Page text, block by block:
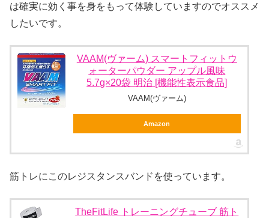
は確実に効く事を身をもって体験していますのでオススメ
したいです。
VAAM(ヴァーム) スマートフィットウ
ォーターパウダー アップル風味
5.7g×20袋 明治 [機能性表示食品]
VAAM(ヴァーム)
Amazon
筋トレにこのレジスタンスバンドを使っています。
TheFitLife トレーニングチューブ 筋ト